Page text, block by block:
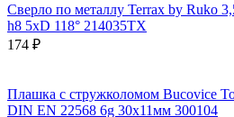
Сверло по металлу Terrax by Ruko
h8 5xD 118° 214035TX
174 ₽
Плашка с стружколомом Bucovice
DIN EN 22568 6g 30х11мм 300104